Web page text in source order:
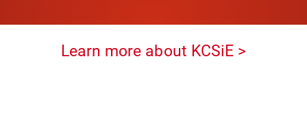
Learn more about KCSiE >